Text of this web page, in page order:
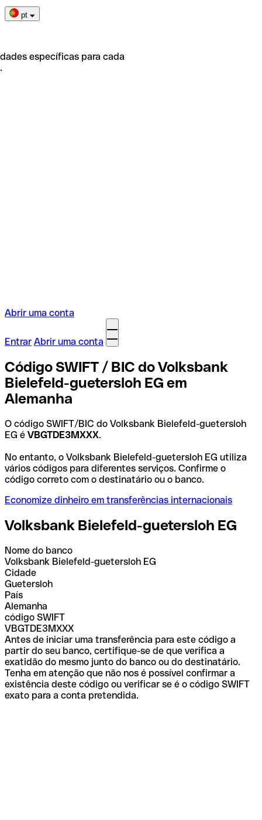
pt
específicas para cada
Abrir uma conta
Entrar Abrir uma conta
Código SWIFT / BIC do Volksbank
Bielefeld-guetersloh EG em
Alemanha
O código SWIFT/BIC do Volksbank Bielefeld-guetersloh
EG é VBGTDE3MXXX.
No entanto, o Volksbank Bielefeld-guetersloh EG utiliza
vários códigos para diferentes serviços. Confirme o
código correto com o destinatário ou o banco.
Economize dinheiro em transferências internacionais
Volksbank Bielefeld-guetersloh EG
Nome do banco
Volksbank Bielefeld-guetersloh EG
Cidade
Guetersloh
País
Alemanha
código SWIFT
VBGTDE3MXXX
Antes de iniciar uma transferência para este código a
partir do seu banco, certifique-se de que verifica a
exatidão do mesmo junto do banco ou do destinatário.
Tenha em atenção que não nos é possível confirmar a
existência deste código ou verificar se é o código SWIFT
exato para a conta pretendida.